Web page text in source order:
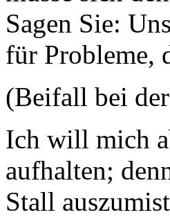
Sagen Sie:
für Probleme,
(Beifall bei
Ich will mich
aufhalten;
Stall